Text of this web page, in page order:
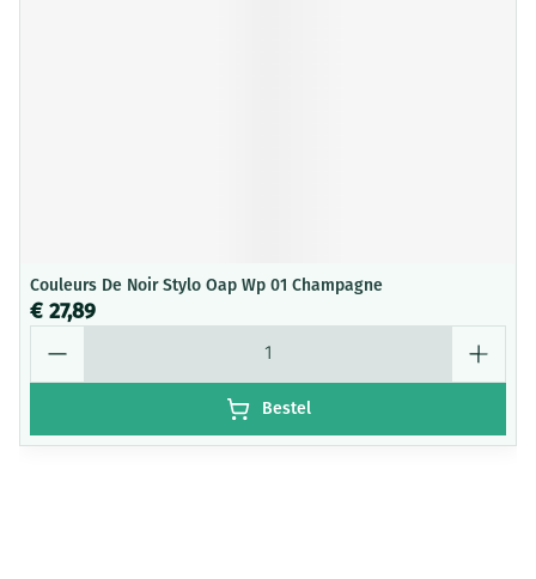
Couleurs De Noir Stylo Oap Wp 01 Champagne
€ 27,89
Bestel